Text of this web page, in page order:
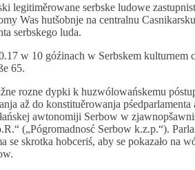
legitiměrowane serbske ludowe
Was hutšobnje na centralnu
serbskego luda.
w 10 góźinach w Serbskem kulturnem
65.
rozne dypki k huzwólowańskemu
až do konstituěrowanja
awtonomiji Serbow w
(„Pógromadnosć Serbow k.z.p.“).
se skrotka hobceriś, aby se pokazało na